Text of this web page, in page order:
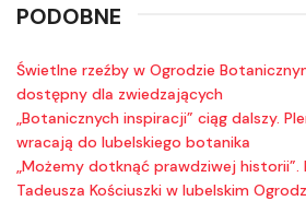
PODOBNE
Świetlne rzeźby w Ogrodzie
dostępny dla zwiedzających
„Botanicznych inspiracji” ciąg dalszy.
wracają do lubelskiego botanika
„Możemy dotknąć prawdziwej historii”.
Tadeusza Kościuszki w lubelskim